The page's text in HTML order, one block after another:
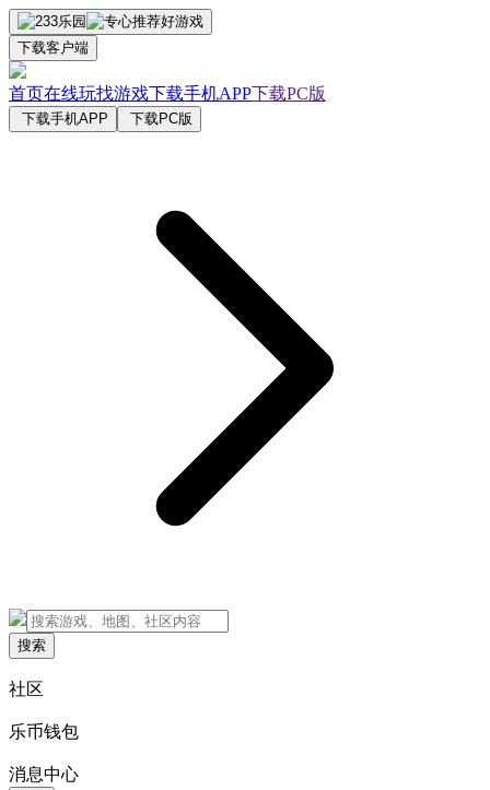
下载客户端
首页在线玩找游戏下载手机APP下载PC版
下载手机APP 下载PC版
搜索
社区
乐币钱包
消息中心